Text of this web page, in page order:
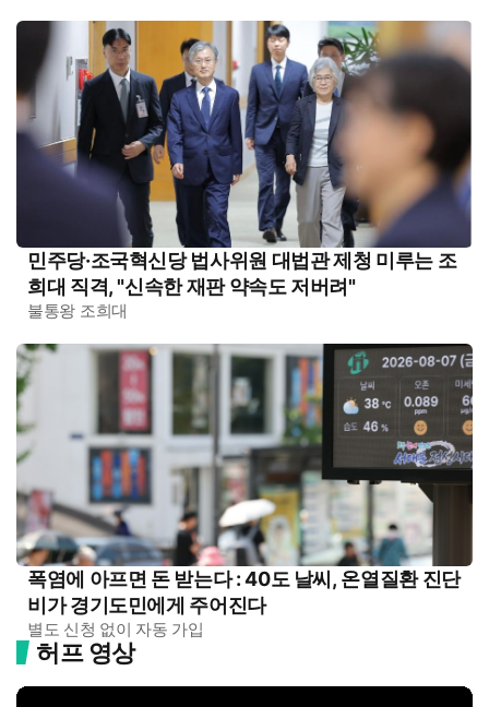
민주당·조국혁신당 법사위원 대법관 제청 미루는 조
희대 직격, "신속한 재판 약속도 저버려"
불통왕 조희대
폭염에 아프면 돈 받는다 : 40도 날씨, 온열질환 진단
비가 경기도민에게 주어진다
별도 신청 없이 자동 가입
허프 영상